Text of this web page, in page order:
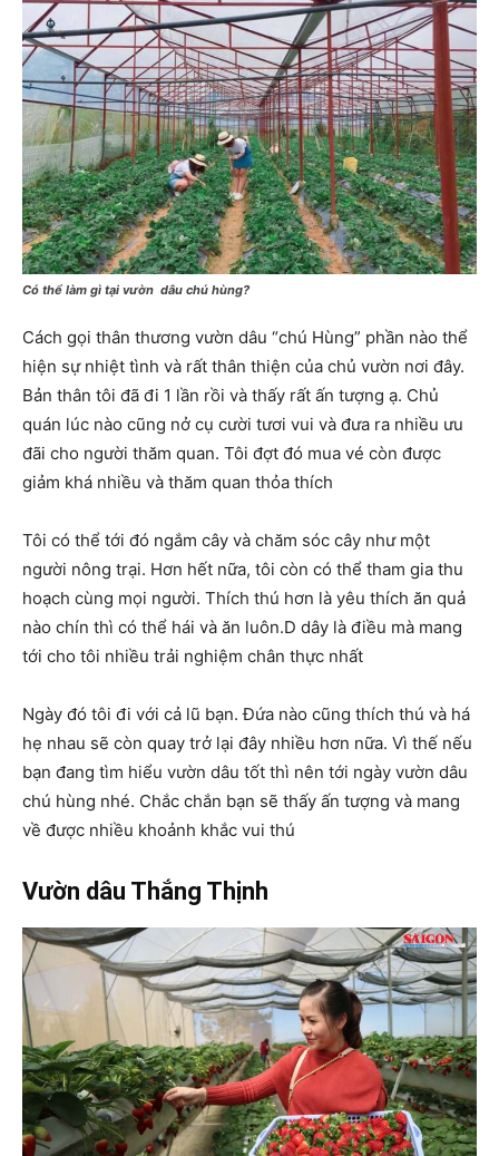
Có thể làm gì tại vườn dâu chú hùng?
Cách gọi thân thương vườn dâu “chú Hùng” phần nào thể
hiện sự nhiệt tình và rất thân thiện của chủ vườn nơi đây.
Bản thân tôi đã đi 1 lần rồi và thấy rất ấn tượng ạ. Chủ
quán lúc nào cũng nở cụ cười tươi vui và đưa ra nhiều ưu
đãi cho người thăm quan. Tôi đợt đó mua vé còn được
giảm khá nhiều và thăm quan thỏa thích
Tôi có thể tới đó ngắm cây và chăm sóc cây như một
người nông trại. Hơn hết nữa, tôi còn có thể tham gia thu
hoạch cùng mọi người. Thích thú hơn là yêu thích ăn quả
nào chín thì có thể hái và ăn luôn.D dây là điều mà mang
tới cho tôi nhiều trải nghiệm chân thực nhất
Ngày đó tôi đi với cả lũ bạn. Đứa nào cũng thích thú và há
hẹ nhau sẽ còn quay trở lại đây nhiều hơn nữa. Vì thế nếu
bạn đang tìm hiểu vườn dâu tốt thì nên tới ngày vườn dâu
chú hùng nhé. Chắc chắn bạn sẽ thấy ấn tượng và mang
về được nhiều khoảnh khắc vui thú
Vườn dâu Thắng Thịnh